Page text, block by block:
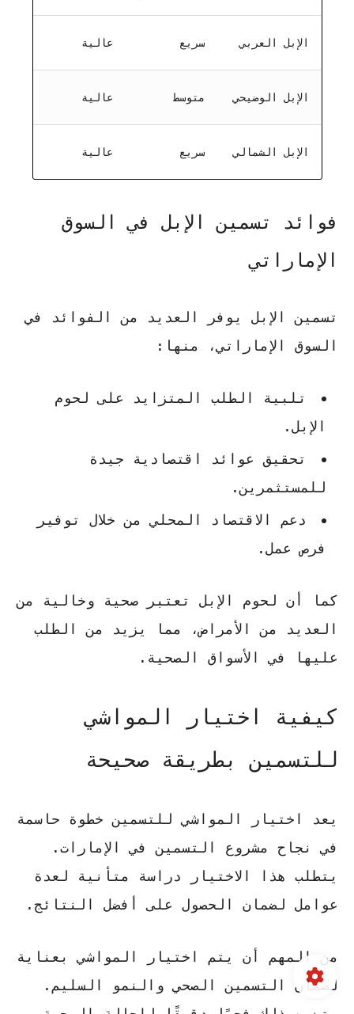
الإبل العربي سريع عالية
الإبل الوضيحي متوسط عالية
الإبل الشمالي سريع عالية
فوائد تسمين الإبل في السوق
الإماراتي
تسمين الإبل يوفر العديد من الفوائد في
السوق الإماراتي، منها:
تلبية الطلب المتزايد على لحوم
الإبل.
تحقيق عوائد اقتصادية جيدة
للمستثمرين.
دعم الاقتصاد المحلي من خلال توفير
فرص عمل.
كما أن لحوم الإبل تعتبر صحية وخالية من
العديد من الأمراض، مما يزيد من الطلب
عليها في الأسواق الصحية.
كيفية اختيار المواشي
للتسمين بطريقة صحيحة
يعد اختيار المواشي للتسمينخطوة حاسمة
في نجاح مشروع التسمين في الإمارات.
يتطلب هذا الاختيار دراسة متأنية لعدة
عوامل لضمان الحصول على أفضل النتائج.
من المهم أن يتم اختيار المواشي بعناية
لضمان
التسمين الصحيوالنمو السليم.